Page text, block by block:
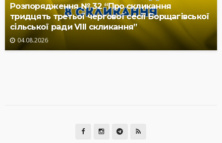
Розпорядження № 32 “Про скликання
тридцять третьої чергової сесії Борщагівської
сільської ради VIII скликання”
04.08.2026